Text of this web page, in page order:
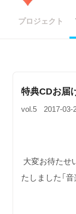
プロジェクト
特典CDお届
vol.5 2017-03-
大変お待たせ
たしました「